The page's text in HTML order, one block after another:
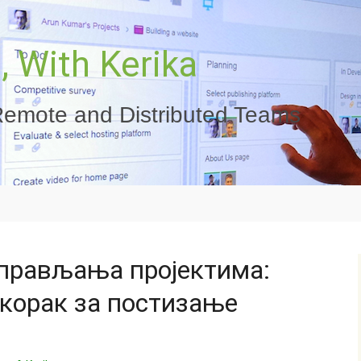
With Kerika
and Distributed Teams
пројектима:
за постизање